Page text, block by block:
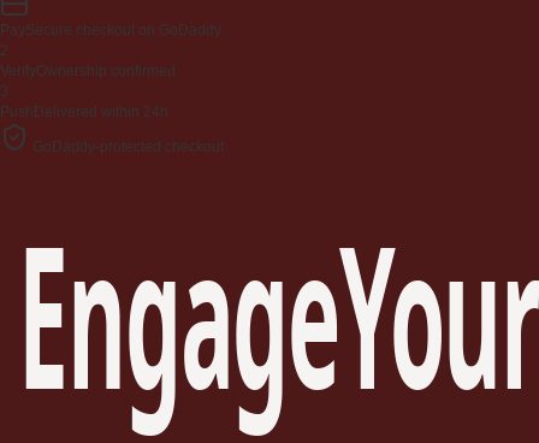
PaySecure checkout on GoDaddy
2
VerifyOwnership confirmed
3
Push Delivered within 24h
GoDaddy-protected checkout